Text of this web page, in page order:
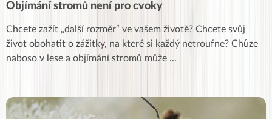
Objímání stromů není pro cvoky
Chcete zažít „další rozměr“ ve vašem životě? Chcete svůj
život obohatit o zážitky, na které si každý netroufne? Chůze
naboso v lese a objímání stromů může ...